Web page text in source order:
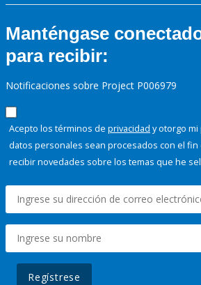
Manténgase
para recibir:
Notificaciones sobre Project P006979
Acepto los términos de privacidad y otorgo
datos personales sean procesados con el fin
recibir novedades sobre los temas que he
Regístrese